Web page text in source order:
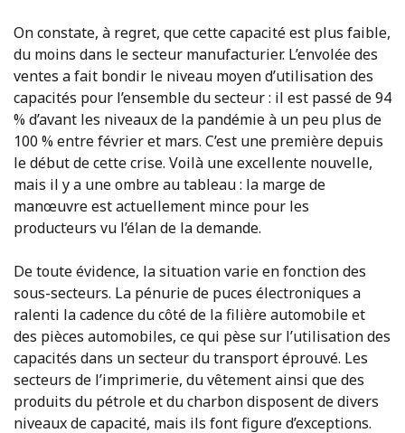
On constate, à regret, que cette capacité est plus faible,
du moins dans le secteur manufacturier. L’envolée des
ventes a fait bondir le niveau moyen d’utilisation des
capacités pour l’ensemble du secteur : il est passé de 94
% d’avant les niveaux de la pandémie à un peu plus de
100 % entre février et mars. C’est une première depuis
le début de cette crise. Voilà une excellente nouvelle,
mais il y a une ombre au tableau : la marge de
manœuvre est actuellement mince pour les
producteurs vu l’élan de la demande.
De toute évidence, la situation varie en fonction des
sous-secteurs. La pénurie de puces électroniques a
ralenti la cadence du côté de la filière automobile et
des pièces automobiles, ce qui pèse sur l’utilisation des
capacités dans un secteur du transport éprouvé. Les
secteurs de l’imprimerie, du vêtement ainsi que des
produits du pétrole et du charbon disposent de divers
niveaux de capacité, mais ils font figure d’exceptions.